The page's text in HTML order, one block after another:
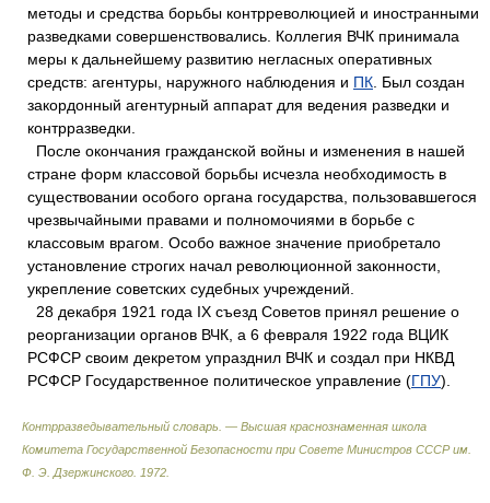
методы и средства борьбы контрреволюцией и иностранными
разведками совершенствовались. Коллегия ВЧК принимала
меры к дальнейшему развитию негласных оперативных
средств: агентуры, наружного наблюдения и ПК . Был создан
закордонный агентурный аппарат для ведения разведки и
контрразведки.
После окончания гражданской войны и изменения в нашей
стране форм классовой борьбы исчезла необходимость в
существовании особого органа государства, пользовавшегося
чрезвычайными правами и полномочиями в борьбе с
классовым врагом. Особо важное значение приобретало
установление строгих начал революционной законности,
укрепление советских судебных учреждений.
28 декабря 1921 года IX съезд Советов принял решение о
реорганизации органов ВЧК, а 6 февраля 1922 года ВЦИК
РСФСР своим декретом упразднил ВЧК и создал при НКВД
РСФСР Государственное политическое управление (ГПУ).
Контрразведывательный словарь. — Высшая краснознаменная школа
Комитета Государственной Безопасности при Совете Министров СССР им.
Ф. Э. Дзержинского 1972